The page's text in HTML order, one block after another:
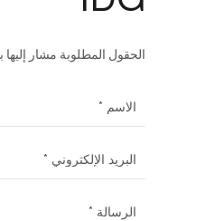
الحقول المطلوبة مشار إليها